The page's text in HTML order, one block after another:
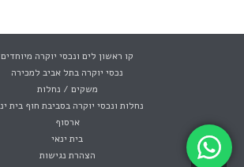
קו ראשון לים ונכסי יוקרה מיוחדים
נכסי יוקרה בתל אביב למכירה
משקים / נחלות
נחלות ונכסי יוקרה בסביבת חוף בית
ארסוף
בית ינאי
הצהרת נגישות